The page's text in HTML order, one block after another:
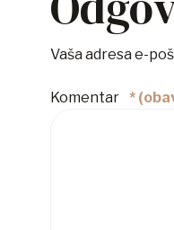
Vaša adresa e-
Komentar *